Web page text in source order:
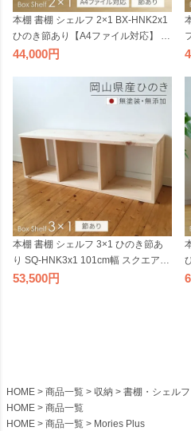
本棚 書棚 シェルフ 2×1 BX-HNK2x1
ひのき節あり【A4ファイル対応】 76
cm幅 ボックスシェルフ sny work's
日本製 シャイニーワークス【受注】
44,000
本棚 書棚 シェルフ 3×1 ひのき節あ
り SQ-HNK3x1 101cm幅 スクエアシ
ェルフ 無垢材 sny work's 無塗装 オー
53,500
HOME 商品一覧 収納
書棚・シェルフ
HOME
商品一覧
HOME
商品一覧
Mories Plus